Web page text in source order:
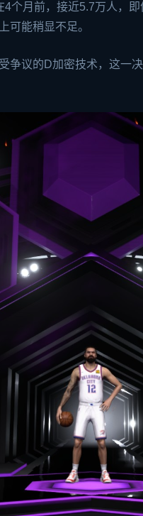
个月前，接近5.7万人，
可能稍显不足。
争议的D加密技术，这一